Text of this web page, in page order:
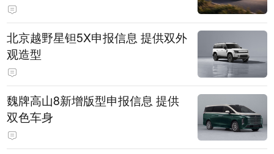
北京越野星钽5X申报信息 提供双外
观造型
魏牌高山8新增版型申报信息 提供
双色车身